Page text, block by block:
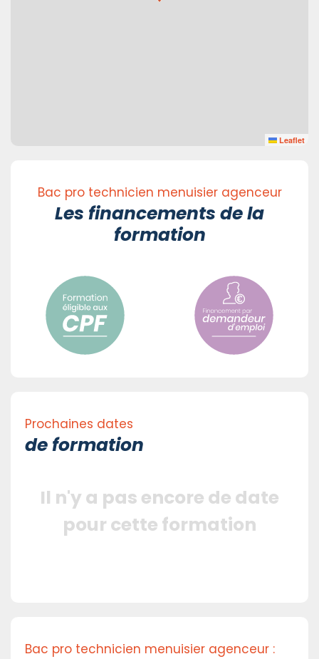
Leaflet
Bac pro technicien menuisier agenceur
Les financements de la
formation
Prochaines dates
de formation
Il n'y a pas encore de date
pour cette formation
Bac pro technicien menuisier agenceur :